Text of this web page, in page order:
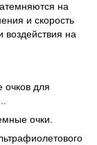
на
и скорость
воздействия на
для
очки.